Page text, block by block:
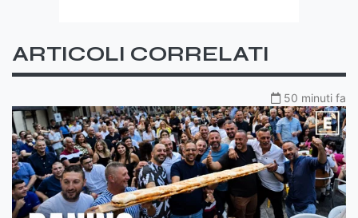
ARTICOLI CORRELATI
50 minuti fa